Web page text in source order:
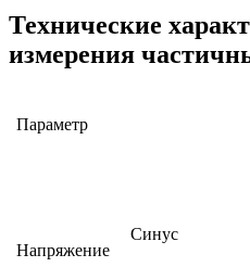
Технические
измерения
Параметр
Напряжение
Синус